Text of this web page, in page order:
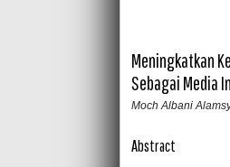
Meningkatkan
Sebagai Media
Moch Albani
Abstract